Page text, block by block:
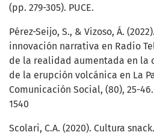
(pp. 279-305). PUCE.
Pérez-Seijo, S., & Vizoso, Á.
innovación narrativa en Radio
de la realidad aumentada en la
de la erupción volcánica en La
Comunicación Social, (80), 25-46.
1540
Scolari, C.A. (2020). Cultura